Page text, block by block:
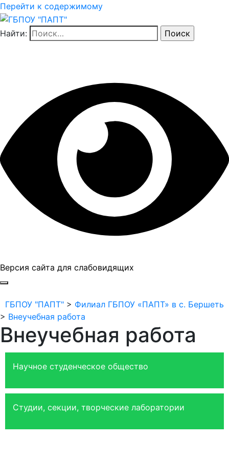
Перейти к содержимому
Найти:
Версия сайта для слабовидящих
ГБПОУ "ПАПТ"
ГБПОУ "ПАПТ" > Филиал ГБПОУ «ПАПТ» в с. Бершеть
> Внеучебная работа
Внеучебная работа
Научное студенческое общество
Студии, секции, творческие лаборатории